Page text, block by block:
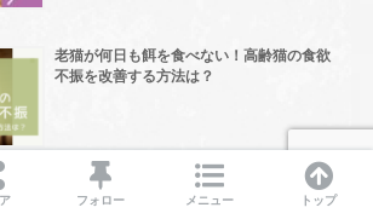
老猫が何日も餌を食べない！高齢猫の食欲
不振を改善する方法は？
PEPPY(ペピィ)猫福袋2021の通販予約方
フォロー メニュー トップ